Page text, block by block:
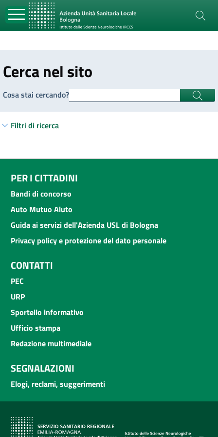
Cerca nel sito
Cosa stai cercando?
Filtri di ricerca
PER I CITTADINI
Bandi di concorso
Auto Mutuo Aiuto
Guida ai servizi dell'Azienda USL di Bologna
Privacy policy e protezione del dato personale
CONTATTI
PEC
URP
Sportello informativo
Ufficio stampa
Redazione multimediale
SEGNALAZIONI
Elogi, reclami, suggerimenti